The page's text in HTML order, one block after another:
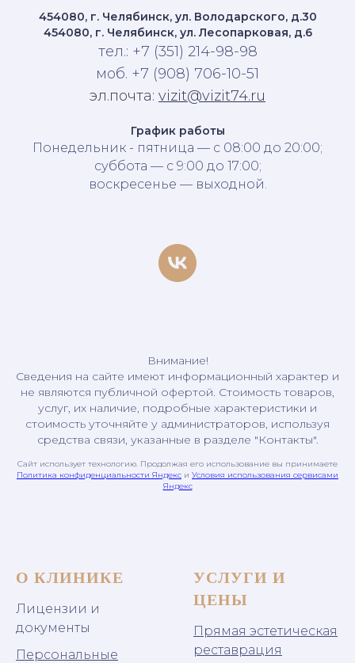
454080, г. Челябинск, ул. Володарского, д.30
454080, г. Челябинск, ул. Лесопарковая, д.6
тел.: +7 (351) 214-98-98
моб. +7 (908) 706-10-51
эл.почта: vizit@vizit74.ru
График работы
Понедельник - пятница — с 08:00 до 20:00;
суббота — с 9:00 до 17:00;
воскресенье — выходной.
Внимание!
Сведения на сайте имеют информационный характер и
не являются публичной офертой. Стоимость товаров,
услуг, их наличие, подробные характеристики и
стоимость уточняйте у администраторов, используя
средства связи, указанные в разделе "Контакты".
Сайт использует технологию. Продолжая его использование вы принимаете
Политика конфиденциальности Яндекс и Условия использования сервисами
Яндекс
О КЛИНИКЕ
Лицензии и
документы
Персональные
УСЛУГИ И
ЦЕНЫ
Прямая эстетическая
реставрация